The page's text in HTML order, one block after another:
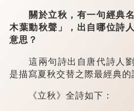
關於立秋，有一句經典名
木葉動秋聲」，出自哪位詩
意思？
這兩句詩出自唐代詩人劉
是描寫夏秋交替之際最經典的
《立秋》全詩如下：